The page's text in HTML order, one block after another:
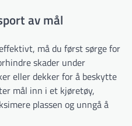
av mål
må du først sørge for
skader under
eller dekker for å beskytte
mål inn i et kjøretøy,
plassen og unngå å